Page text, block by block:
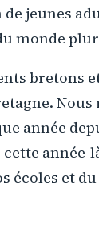
jeunes
monde
bretons
année
cette année-
écoles et